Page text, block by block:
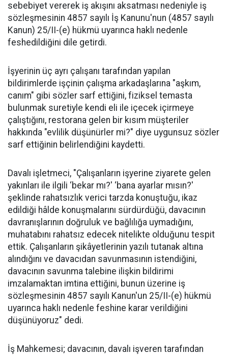
sebebiyet vererek iş akışını aksatması nedeniyle iş
sözleşmesinin 4857 sayılı İş Kanunu'nun (4857 sayılı
Kanun) 25/II-(e) hükmü uyarınca haklı nedenle
feshedildiğini dile getirdi.
İşyerinin üç ayrı çalışanı tarafından yapılan
bildirimlerde işçinin çalışma arkadaşlarına "aşkım,
canım" gibi sözler sarf ettiğini, fiziksel temasta
bulunmak suretiyle kendi eli ile içecek içirmeye
çalıştığını, restorana gelen bir kısım müşteriler
hakkında "evlilik düşünürler mi?" diye uygunsuz sözler
sarf ettiğinin belirlendiğini kaydetti.
Davalı işletmeci, "Çalışanların işyerine ziyarete gelen
yakınları ile ilgili ‘bekar mı?' ‘bana ayarlar mısın?'
şeklinde rahatsızlık verici tarzda konuştuğu, ikaz
edildiği hâlde konuşmalarını sürdürdüğü, davacının
davranışlarının doğruluk ve bağlılığa uymadığını,
muhatabını rahatsız edecek nitelikte olduğunu tespit
ettik. Çalışanların şikâyetlerinin yazılı tutanak altına
alındığını ve davacıdan savunmasının istendiğini,
davacının savunma talebine ilişkin bildirimi
imzalamaktan imtina ettiğini, bunun üzerine iş
sözleşmesinin 4857 sayılı Kanun'un 25/II-(e) hükmü
uyarınca haklı nedenle feshine karar verildiğini
düşünüyoruz" dedi.
İş Mahkemesi; davacının, davalı işveren tarafından